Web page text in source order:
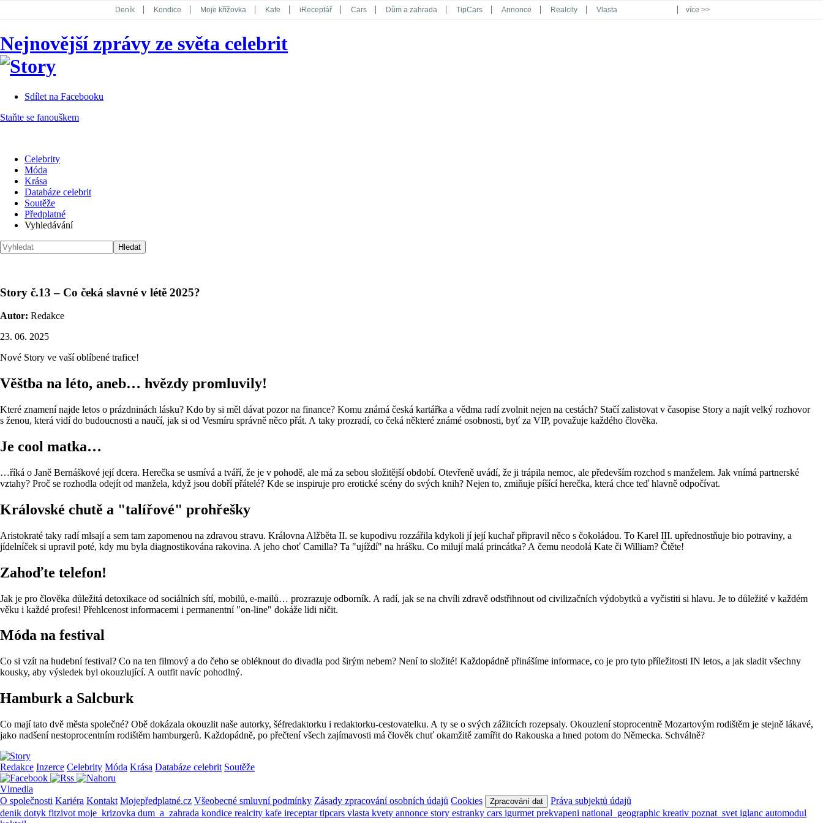
Deník Kondice Moje křížovka Kafe iReceptář Cars Dům a zahrada TipCars Annonce Realcity Vlasta
Koktejl
více >>
Nejnovější zprávy ze světa celebrit
Sdílet na Facebooku
Staňte se fanouškem
Celebrity
Móda
Krása
Databáze celebrit
Soutěže
Předplatné
Vyhledávání
Story č.13 – Co čeká slavné v létě 2025?
Autor: Redakce
23. 06. 2025
Nové Story ve vaší oblíbené trafice!
Věštba na léto, aneb… hvězdy promluvily!
Které znamení najde letos o prázdninách lásku? Kdo by si měl dávat pozor na finance? Komu známá česká kartářka a vědma radí zvolnit nejen na cestách? Stačí zalistovat v časopise Story a najít velký rozhovor
s ženou, která vidí do budoucnosti a naučí, jak si od Vesmíru správně něco přát. A taky prozradí, co čeká některé známé osobnosti, byť za VIP, považuje každého člověka.
Je cool matka…
…říká o Janě Bernáškové její dcera. Herečka se usmívá a tváří, že je v pohodě, ale má za sebou složitější období. Otevřeně uvádí, že ji trápila nemoc, ale především rozchod s manželem. Jak vnímá partnerské
vztahy? Proč se rozhodla odejít od manžela, když jsou dobří přátelé? Kde se inspiruje pro erotické scény do svých knih? Nejen to, zmiňuje píšící herečka, která chce teď hlavně odpočívat.
Královské chutě a "talířové" prohřešky
Aristokraté taky radí mlsají a sem tam zapomenou na zdravou stravu. Královna Alžběta II. se kupodivu rozzářila kdykoli jí její kuchař připravil něco s čokoládou. To Karel III. upřednostňuje bio potraviny, a
jídelníček si upravil poté, kdy mu byla diagnostikována rakovina. A jeho choť Camilla? Ta "ujíždí" na hrášku. Co milují malá princátka? A čemu neodolá Kate či William? Čtěte!
Zahoďte telefon!
Jak je pro člověka důležitá detoxikace od sociálních sítí, mobilů, e-mailů… prozrazuje odborník. A radí, jak se na chvíli zdravě odstřihnout od civilizačních výdobytků a vyčistiti si hlavu. Je to důležité v každém
věku i každé profesi! Přehlcenost informacemi i permanentní "on-line" dokáže lidi ničit.
Móda na festival
Co si vzít na hudební festival? Co na ten filmový a do čeho se obléknout do divadla pod širým nebem? Není to složité! Každopádně přinášíme informace, co je pro tyto příležitosti IN letos, a jak sladit všechny
kousky, aby výsledek byl okouzlující. A outfit navíc pohodlný.
Hamburk a Salcburk
Co mají tato dvě města společné? Obě dokázala okouzlit naše autorky, šéfredaktorku i redaktorku-cestovatelku. A ty se o svých zážitcích rozepsaly. Okouzlení stoprocentně Mozartovým rodištěm je stejně lákavé,
jako nadšení nestoprocentním rodištěm hamburgerů. Každopádně, po přečtení všech zajímavosti má člověk chuť okamžitě zamířit do Rakouska a hned potom do Německa. Schválně?
Redakce Inzerce Celebrity Móda Krása Databáze celebrit Soutěže
Vlmedia
O společnosti Kariéra Kontakt Mojepředplatné.cz Všeobecné smluvní podmínky Zásady zpracování osobních údajů Cookies Zpracování dat
Práva subjektů údajů
denik dotyk fitzivot moje_krizovka dum_a_zahrada kondice realcity kafe ireceptartipcars vlasta kvety annonce story estranky cars igurmet prekvapeni national_geographic kreativ poznat_svet iglanc automodul